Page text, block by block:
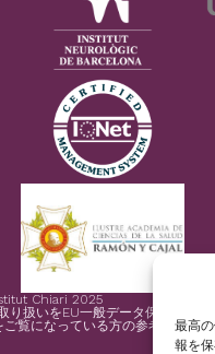
最高
報を
Chiari 2025
扱いをEU一般データ保護規則(
覧になっている方の参考のため